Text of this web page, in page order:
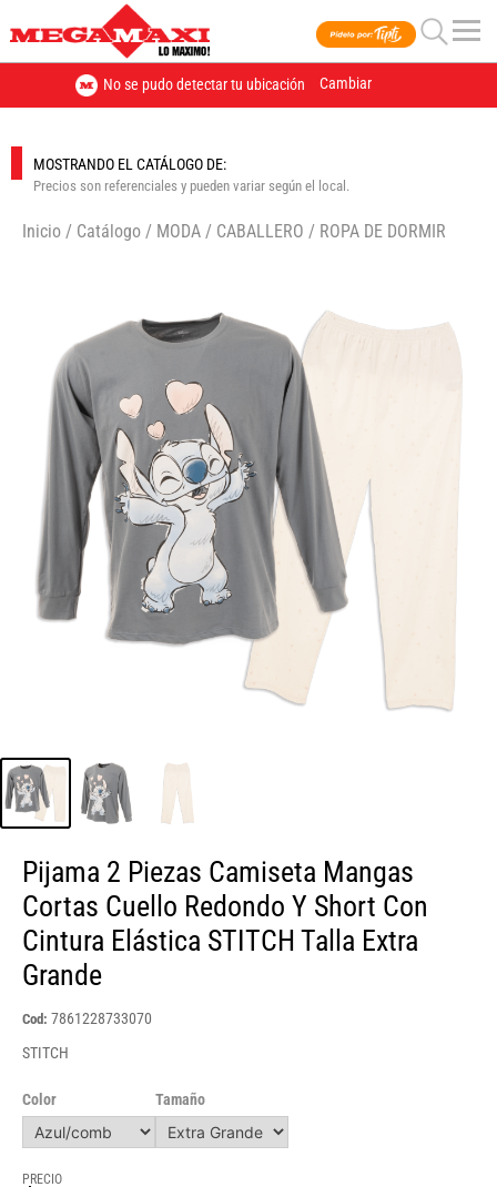
No se pudo detectar tu ubicación Cambiar
MOSTRANDO EL CATÁLOGO DE:
Precios son referenciales y pueden variar según el local.
Inicio / Catálogo / MODA / CABALLERO / ROPA DE DORMIR
Pijama 2 Piezas Camiseta Mangas
Cortas Cuello Redondo Y Short Con
Cintura Elástica STITCH Talla Extra
Grande
Cod: 7861228733070
STITCH
Color Tamaño
PRECIO